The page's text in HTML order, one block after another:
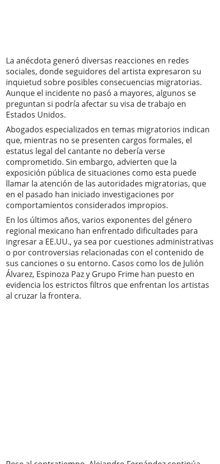
La anécdota generó diversas reacciones en redes
sociales, donde seguidores del artista expresaron su
inquietud sobre posibles consecuencias migratorias.
Aunque el incidente no pasó a mayores, algunos se
preguntan si podría afectar su visa de trabajo en
Estados Unidos.
Abogados especializados en temas migratorios indican
que, mientras no se presenten cargos formales, el
estatus legal del cantante no debería verse
comprometido. Sin embargo, advierten que la
exposición pública de situaciones como esta puede
llamar la atención de las autoridades migratorias, que
en el pasado han iniciado investigaciones por
comportamientos considerados impropios.
En los últimos años, varios exponentes del género
regional mexicano han enfrentado dificultades para
ingresar a EE.UU., ya sea por cuestiones administrativas
o por controversias relacionadas con el contenido de
sus canciones o su entorno. Casos como los de Julión
Álvarez, Espinoza Paz y Grupo Frime han puesto en
evidencia los estrictos filtros que enfrentan los artistas
al cruzar la frontera.